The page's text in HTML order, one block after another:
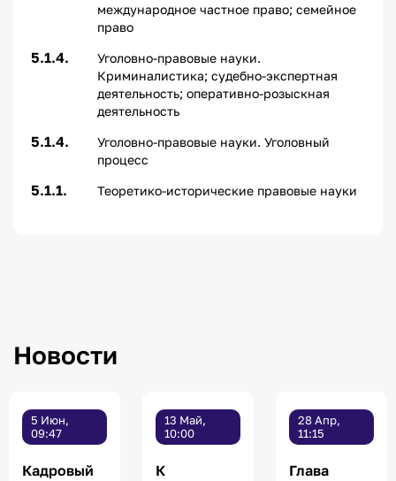
международное частное право; семейное
право
5.1.4.
Уголовно-правовые науки.
Криминалистика; судебно-экспертная
деятельность; оперативно-розыскная
деятельность
5.1.4.
Уголовно-правовые науки. Уголовный
процесс
5.1.1. Теоретико-исторические правовые науки
Новости
5 Июн,
09:47
Кадровый
13 Май,
10:00
К
28 Апр,
11:15
Глава